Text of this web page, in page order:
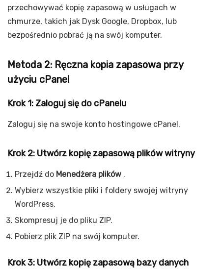
przechowywać kopię zapasową w usługach w
chmurze, takich jak Dysk Google, Dropbox, lub
bezpośrednio pobrać ją na swój komputer.
Metoda 2: Ręczna kopia zapasowa przy
użyciu cPanel
Krok 1: Zaloguj się do cPanelu
Zaloguj się na swoje konto hostingowe cPanel.
Krok 2: Utwórz kopię zapasową plików witryny
Przejdź do Menedżera plików .
Wybierz wszystkie pliki i foldery swojej witryny
WordPress.
Skompresuj je do pliku ZIP.
Pobierz plik ZIP na swój komputer.
Krok 3: Utwórz kopię zapasową bazy danych